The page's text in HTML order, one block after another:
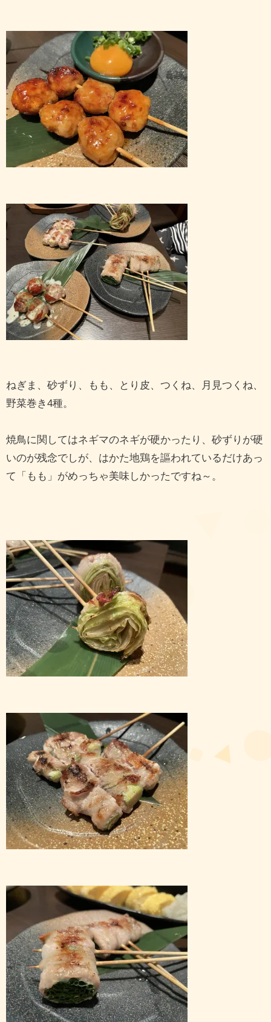
ねぎま、砂ずり、もも、とり皮、つくね、月見つくね、
野菜巻き4種。
焼鳥に関してはネギマのネギが硬かったり、砂ずりが硬
いのが残念でしが、はかた地鶏を謳われているだけあっ
て「もも」がめっちゃ美味しかったですね～。